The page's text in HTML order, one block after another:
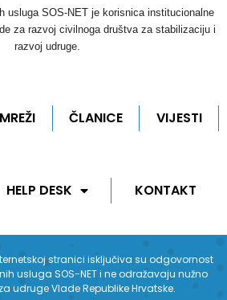
usluga SOS-NET je korisnica institucionalne
za razvoj civilnoga društva za stabilizaciju i
razvoj udruge.
ČLANICE VIJESTI
HELP DESK KONTAKT
stranici isključiva su odgovornost
usluga SOS-NET i ne odražavaju nužno
udruge Vlade Republike Hrvatske.